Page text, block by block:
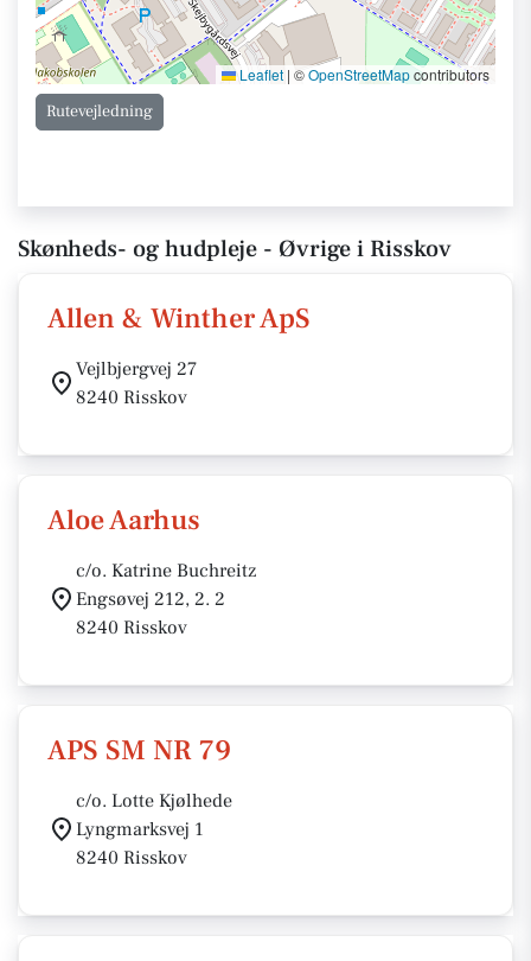
Leaflet | ©OpenStreetMapcontributors
Rutevejledning
Skønheds- og hudpleje - Øvrige i Risskov
Allen & Winther ApS
Vejlbjergvej 27
8240 Risskov
Aloe Aarhus
c/o. Katrine Buchreitz
Engsøvej 212, 2. 2
8240 Risskov
APS SM NR 79
c/o. Lotte Kjølhede
Lyngmarksvej 1
8240 Risskov